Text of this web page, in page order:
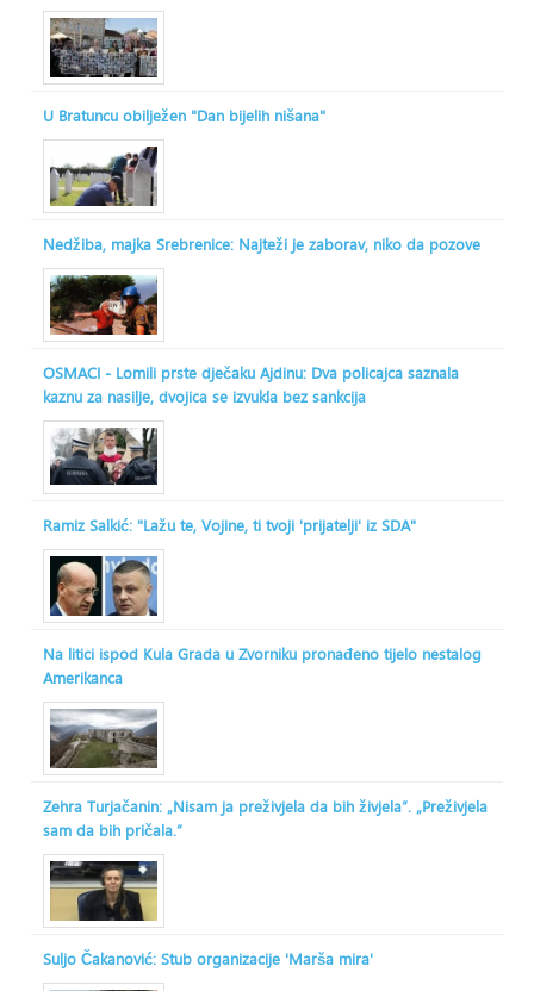
U Bratuncu obilježen "Dan bijelih nišana"
Nedžiba, majka Srebrenice: Najteži je zaborav, niko da pozove
OSMACI - Lomili prste dječaku Ajdinu: Dva policajca saznala
kaznu za nasilje, dvojica se izvukla bez sankcija
Ramiz Salkić: "Lažu te, Vojine, ti tvoji 'prijatelji' iz SDA"
Na litici ispod Kula Grada u Zvorniku pronađeno tijelo nestalog
Amerikanca
Zehra Turjačanin: „Nisam ja preživjela da bih živjela“. „Preživjela
sam da bih pričala.“
Suljo Čakanović: Stub organizacije 'Marša mira'